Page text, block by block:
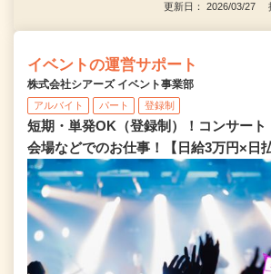
更新日： 2026/03/27
イベントの運営サポート
株式会社シアーズ イベント事業部
アルバイト パート 登録制
短期・単発OK（登録制）！コンサート
会場などでのお仕事！【日給3万円×日